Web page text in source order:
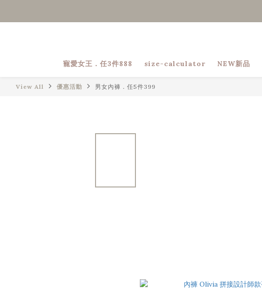
寵愛女王．任3件888
size-calculator NEW新品
View All 優惠活動 男女內褲．任5件399